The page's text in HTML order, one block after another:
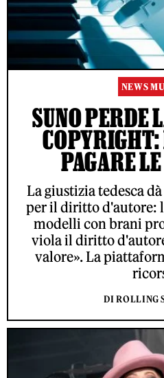
NEWS
SUNO PERDE
COPYRIGHT:
PAGARE
La giustizia tedesca
per il diritto d'autore:
modelli con brani
viola il diritto
valore». La
DI ROLLING